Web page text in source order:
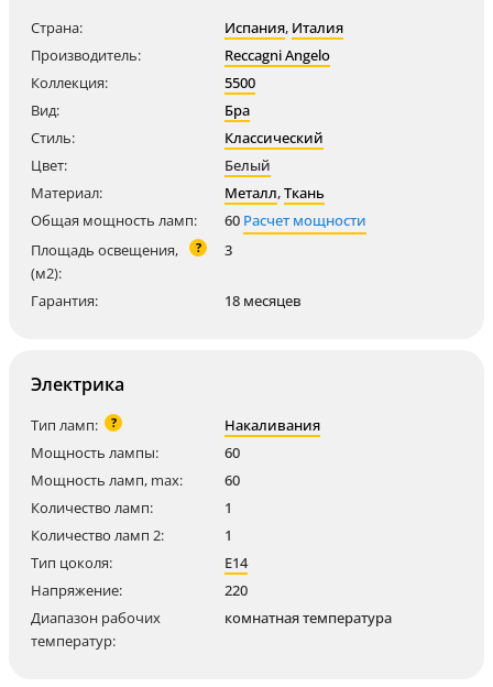
Страна: Испания, Италия
Производитель:
Reccagni Angelo
Коллекция:
5500
Вид:
Бра
Стиль:
Классический
Цвет:
Белый
Материал:
Металл,Ткань
Общая мощность ламп:
60 Расчет мощности
Площадь освещения,
(м2):
? 3
Гарантия: 18 месяцев
Электрика
Тип ламп: ?
Накаливания
Мощность лампы:
60
Мощность ламп, max:
60
Количество ламп:
1
Количество ламп 2:
1
Тип цоколя:
E14
Напряжение:
220
Диапазон рабочих
температур:
комнатная температура